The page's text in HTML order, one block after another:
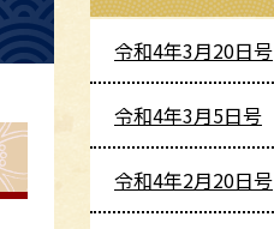
令和4年3月20日号
令和4年3月5日号
令和4年2月20日号